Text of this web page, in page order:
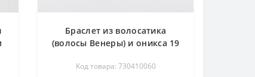
Браслет из волосатика
(волосы Венеры) и оникса 19
Код товара: 730410060